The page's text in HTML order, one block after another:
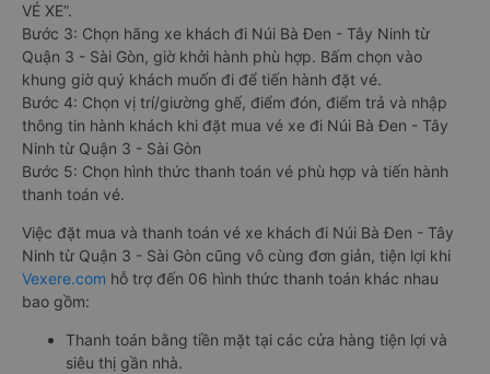
VÉ XE”.
Bước 3: Chọn hãng xe khách đi Núi Bà Đen - Tây Ninh từ
Quận 3 - Sài Gòn, giờ khởi hành phù hợp. Bấm chọn vào
khung giờ quý khách muốn đi để tiến hành đặt vé.
Bước 4: Chọn vị trí/giường ghế, điểm đón, điểm trả và nhập
thông tin hành khách khi đặt mua vé xe đi Núi Bà Đen - Tây
Ninh từ Quận 3 - Sài Gòn
Bước 5: Chọn hình thức thanh toán vé phù hợp và tiến hành
thanh toán vé.
Việc đặt mua và thanh toán vé xe khách đi Núi Bà Đen - Tây
Ninh từ Quận 3 - Sài Gòn cũng vô cùng đơn giản, tiện lợi khi
Vexere.com hỗ trợ đến 06 hình thức thanh toán khác nhau
bao gồm:
Thanh toán bằng tiền mặt tại các cửa hàng tiện lợi và
siêu thị gần nhà.